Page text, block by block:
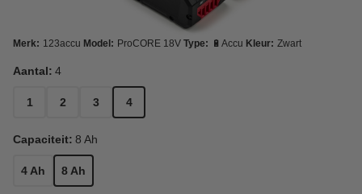
Merk: 123accu Model: ProCORE 18V Type: 🔋Accu Kleur: Zwart
Aantal: 4
1 2 3 4
Capaciteit: 8 Ah
4 Ah 8 Ah